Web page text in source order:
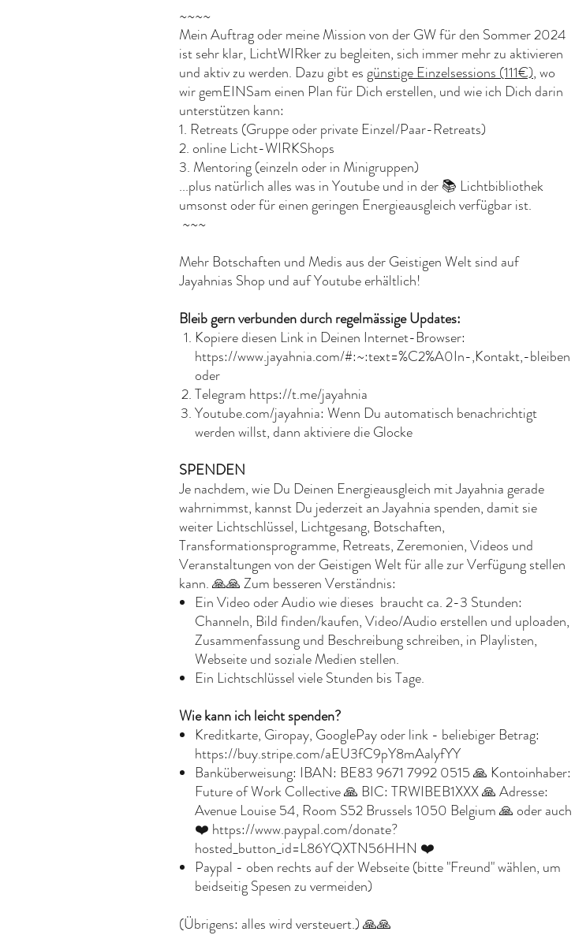
~~~~
Mein Auftrag oder meine Mission von der GW für den Sommer 2024
ist sehr klar, LichtWIRker zu begleiten, sich immer mehr zu aktivieren
und aktiv zu werden. Dazu gibt esgünstige Einzelsessions (111€), wo
wir gemEINSam einen Plan für Dich erstellen, und wie ich Dich darin
unterstützen kann:
1. Retreats (Gruppe oder private Einzel/Paar-Retreats)
2. online Licht-WIRKShops
3. Mentoring (einzeln oder in Minigruppen)
...plus natürlich alles was in Youtube und in der 📚 Lichtbibliothek
umsonst oder für einen geringen Energieausgleich verfügbar ist.
~~~
Mehr Botschaften und Medis aus der Geistigen Welt sind auf
Jayahnias Shop und auf Youtube erhältlich!
Bleib gern verbunden durch regelmässige Updates:
Kopiere diesen Link in Deinen Internet-Browser:
https://www.jayahnia.com/#:~:text=%C2%A0In-,Kontakt,-bleiben
oder
Telegram https://t.me/jayahnia
Youtube.com/jayahnia: Wenn Du automatisch benachrichtigt
werden willst, dann aktiviere die Glocke
SPENDEN
Je nachdem, wie Du Deinen Energieausgleich mit Jayahnia gerade
wahrnimmst, kannst Du jederzeit an Jayahnia spenden, damit sie
weiter Lichtschlüssel, Lichtgesang, Botschaften,
Transformationsprogramme, Retreats, Zeremonien, Videos und
Veranstaltungen von der Geistigen Welt für alle zur Verfügung stellen
kann. 🙏🙏 Zum besseren Verständnis:
Ein Video oder Audio wie dieses braucht ca. 2-3 Stunden:
Channeln, Bild finden/kaufen, Video/Audio erstellen und uploaden,
Zusammenfassung und Beschreibung schreiben, in Playlisten,
Webseite und soziale Medien stellen.
Ein Lichtschlüssel viele Stunden bis Tage.
Wie kann ich leicht spenden?
Kreditkarte, Giropay, GooglePay oder link - beliebiger Betrag:
https://buy.stripe.com/aEU3fC9pY8mAalyfYY
Banküberweisung: IBAN: BE83 9671 7992 0515 🙏 Kontoinhaber:
Future of Work Collective 🙏 BIC: TRWIBEB1XXX 🙏 Adresse:
Avenue Louise 54, Room S52 Brussels 1050 Belgium 🙏 oder auch
❤️ https://www.paypal.com/donate?
hosted_button_id=L86YQXTN56HHN ❤️
Paypal - oben rechts auf der Webseite (bitte "Freund" wählen, um
beidseitig Spesen zu vermeiden)
(Übrigens: alles wird versteuert.) 🙏🙏